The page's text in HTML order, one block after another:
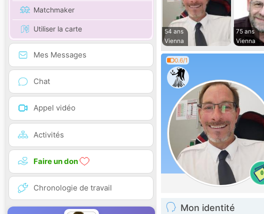
Matchmaker
Utiliser la carte
Mes Messages
Chat
Appel vidéo
Activités
Faire un don
Chronologie de travail
54 ans
Vienna
75 ans
Vienna
0.6/1
0
Mon identité